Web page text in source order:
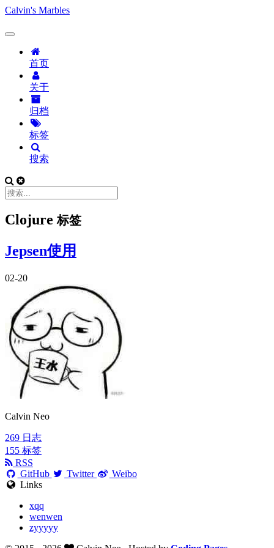
Calvin's Marbles
首页
关于
归档
标签
搜索
Clojure标签
Jepsen使用
02-20
Calvin Neo
269 日志
155 标签
RSS
GitHub
Twitter
Weibo
Links
xqq
wenwen
zyyyyy